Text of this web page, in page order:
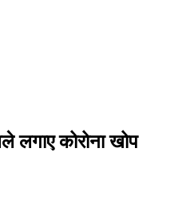
लगाए कोरोना खोप